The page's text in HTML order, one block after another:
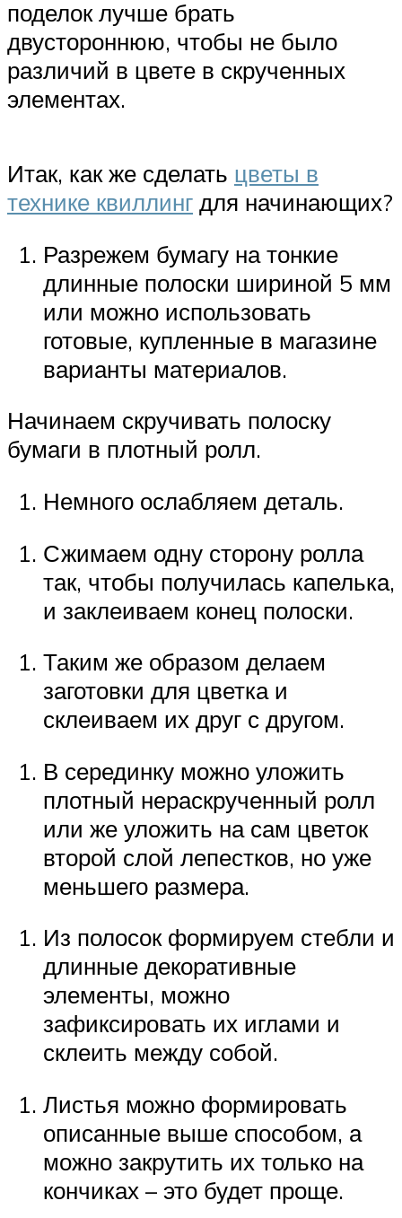
поделок лучше брать
двустороннюю, чтобы не было
различий в цвете в скрученных
элементах.
Итак, как же сделать цветы в
технике квиллинг для начинающих?
Разрежем бумагу на тонкие
длинные полоски шириной 5 мм
или можно использовать
готовые, купленные в магазине
варианты материалов.
Начинаем скручивать полоску
бумаги в плотный ролл.
Немного ослабляем деталь.
Сжимаем одну сторону ролла
так, чтобы получилась капелька,
и заклеиваем конец полоски.
Таким же образом делаем
заготовки для цветка и
склеиваем их друг с другом.
В серединку можно уложить
плотный нераскрученный ролл
или же уложить на сам цветок
второй слой лепестков, но уже
меньшего размера.
Из полосок формируем стебли и
длинные декоративные
элементы, можно
зафиксировать их иглами и
склеить между собой.
Листья можно формировать
описанные выше способом, а
можно закрутить их только на
кончиках – это будет проще.